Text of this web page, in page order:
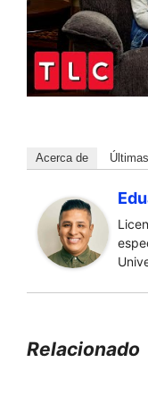
Acerca de
Relacionado